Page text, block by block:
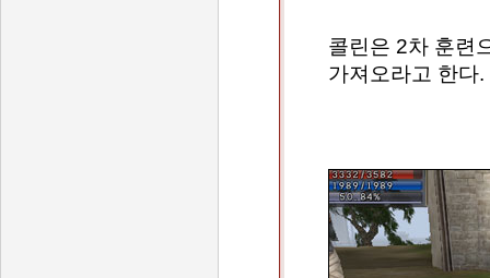
콜린은 2차 훈련
가져오라고 한다.